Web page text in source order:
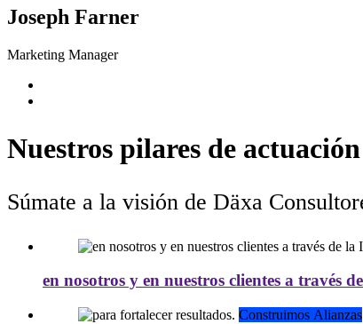
Joseph Farner
Marketing Manager
Nuestros pilares de actuación
Construimos Alianzas